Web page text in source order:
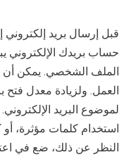
قبل إرسال بريد
حساب بريدك الإلكتروني
الملف الشخصي. يمكن
العمل. ولزيادة معدل فتح
لموضوع البريد
استخدام كلمات مؤثرة،
النظر عن ذلك، ضع في